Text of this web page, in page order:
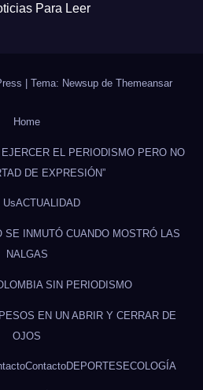
Para Leer
Tema: Newsup de Themeansar
Home
EL PERIODISMO PERO NO
DE EXPRESIÓN”
UsACTUALIDAD
SE INMUTÓ CUANDO MOSTRÓ LAS
NALGAS
SIN PERIODISMO
EN UN ABRIR Y CERRAR DE
OJOS
ContactoDEPORTES ECOLOGÍA